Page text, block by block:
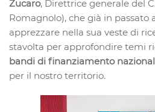
Zucaro, Direttrice generale del
Romagnolo), che già in passato
apprezzare nella sua veste di
stavolta per approfondire temi
bandi di finanziamento
per il nostro territorio.